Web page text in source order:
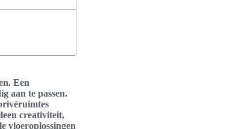
Een
aan te passen.
creativiteit,
vloeroplossingen